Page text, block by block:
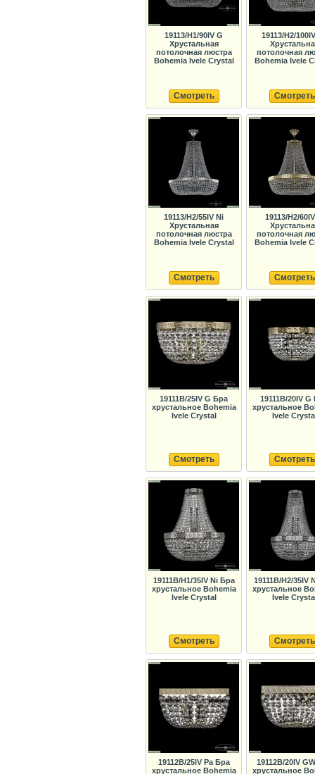
19113/H1/90IV G
Хрустальная
потолочная люстра
Bohemia Ivele Crystal
Смотреть
19113/H2/
потолочная
Bohemia Ivele
Смотреть
19113/H2/55IV Ni
Хрустальная
потолочная люстра
Bohemia Ivele Crystal
Смотреть
19113/H2/
потолочная
Bohemia Ivele
Смотреть
19111B/25IV G Бра
хрустальное Bohemia
Ivele Crystal
Смотреть
19111B/20IV G
хрустальное
Ivele
Смотреть
19111B/H1/35IV Ni Бра
хрустальное Bohemia
Ivele Crystal
Смотреть
19111B/H2/35IV
хрустальное
Ivele
Смотреть
19112B/25IV Pa Бра
хрустальное Bohemia
19112B/20IV
хрустальное